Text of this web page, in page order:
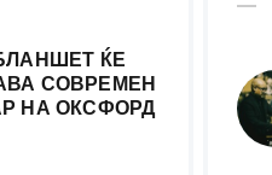
ЌЕ
СОВРЕМЕН
НА ОКСФОРД